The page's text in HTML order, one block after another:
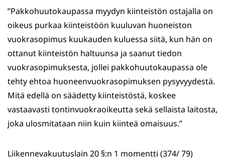
”Pakkohuutokaupassa myydyn kiinteistön ostajalla on
oikeus purkaa kiinteistöön kuuluvan huoneiston
vuokrasopimus kuukauden kuluessa siitä, kun hän on
ottanut kiinteistön haltuunsa ja saanut tiedon
vuokrasopimuksesta, jollei pakkohuutokaupassa ole
tehty ehtoa huoneenvuokrasopimuksen pysyvyydestä.
Mitä edellä on säädetty kiinteistöstä, koskee
vastaavasti tontinvuokraoikeutta sekä sellaista laitosta,
joka ulosmitataan niin kuin kiinteä omaisuus.”
Liikennevakuutuslain 20 §:n 1 momentti (374/ 79)